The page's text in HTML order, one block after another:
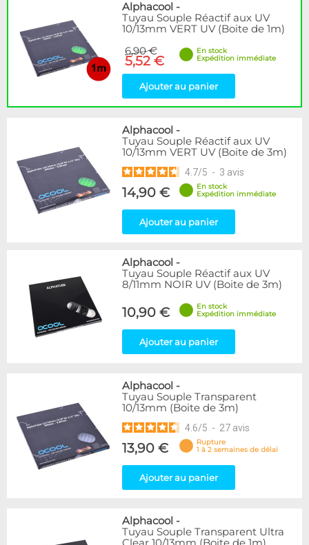
Alphacool -
Tuyau Souple Réactif aux UV
10/13mm VERT UV (Boite de 1m)
6,90 €
5,52 €
En stock
Expédition immédiate
Ajouter au panier
Alphacool -
Tuyau Souple Réactif aux UV
10/13mm VERT UV (Boite de 3m)
4.7/5 - 3 avis
14,90 €
En stock
Expédition immédiate
Ajouter au panier
Alphacool -
Tuyau Souple Réactif aux UV
8/11mm NOIR UV (Boite de 3m)
10,90 €
En stock
Expédition immédiate
Ajouter au panier
Alphacool -
Tuyau Souple Transparent
10/13mm (Boite de 3m)
4.6/5 - 27 avis
13,90 €
Rupture
1 à 2 semaines de délai
Ajouter au panier
Alphacool -
Tuyau Souple Transparent Ultra